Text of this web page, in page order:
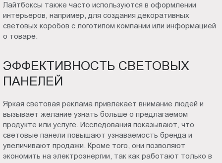
Лайтбоксы также часто используются в оформлении
интерьеров, например, для создания декоративных
световых коробов с логотипом компании или информацией
о товаре.
ЭФФЕКТИВНОСТЬ СВЕТОВЫХ
ПАНЕЛЕЙ
Яркая световая реклама привлекает внимание людей и
вызывает желание узнать больше о предлагаемом
продукте или услуге. Исследования показывают, что
световые панели повышают узнаваемость бренда и
увеличивают продажи. Кроме того, они позволяют
экономить на электроэнергии, так как работают только в